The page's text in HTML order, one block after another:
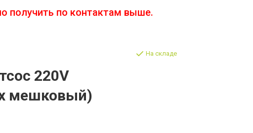
получить по контактам выше.
220V
мешковый)
На складе